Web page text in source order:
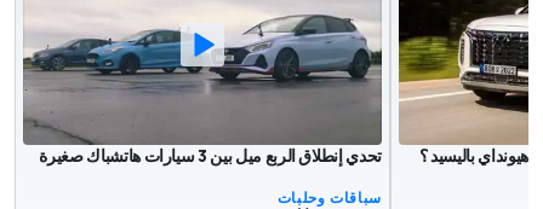
باليسيد ؟ تحدي إنطلاق الربع ميل بين 3 سيارات هاتشباك صغيرة
سباقات وحلبات